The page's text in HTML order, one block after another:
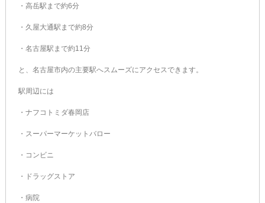
・高岳駅まで約6分
・久屋大通駅まで約8分
・名古屋駅まで約11分
と、名古屋市内の主要駅へスムーズにアクセスできます。
駅周辺には
・ナフコトミダ春岡店
・スーパーマーケットバロー
・コンビニ
・ドラッグストア
・病院